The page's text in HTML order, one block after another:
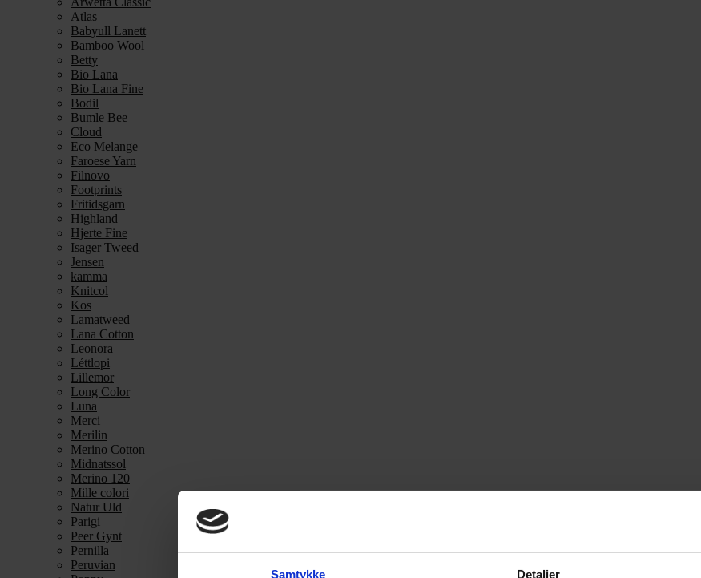
Samtykke Detaljer
Atlas
Babyull Lanett
Bamboo Wool
Betty
Bio Lana
Bio Lana Fine
Bodil
Bumle Bee
Cloud
Eco Melange
Faroese Yarn
Filnovo
Footprints
Fritidsgarn
Highland
Hjerte Fine
Isager Tweed
Jensen
kamma
Knitcol
Kos
Lamatweed
Lana Cotton
Leonora
Léttlopi
Lillemor
Long Color
Luna
Merci
Merilin
Merino Cotton
Midnatssol
Merino 120
Mille colori
Natur Uld
Parigi
Peer Gynt
Pernilla
Peruvian